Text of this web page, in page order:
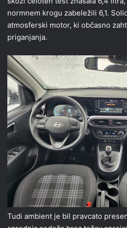
normnem krogu zabeležili 6,1.
atmosferski motor, ki občasno
priganjanja.
Tudi ambient je bil pravcato